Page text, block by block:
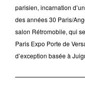
parisien, incarnation
des années 30 Paris/
salon Rétromobile, qui
Paris Expo Porte de
d’exception basée à